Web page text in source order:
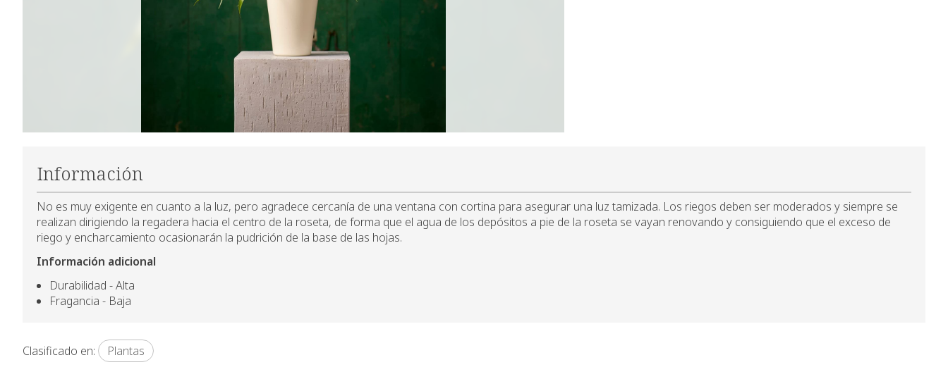
Información
No es muy exigente en cuanto a la luz, pero agradece cercanía de una ventana con cortina para asegurar una luz tamizada. Los riegos deben ser moderados y siempre se
realizan dirigiendo la regadera hacia el centro de la roseta, de forma que el agua de los depósitos a pie de la roseta se vayan renovando y consiguiendo que el exceso de
riego y encharcamiento ocasionarán la pudrición de la base de las hojas.
Información adicional
Durabilidad - Alta
Fragancia - Baja
Clasificado en: Plantas